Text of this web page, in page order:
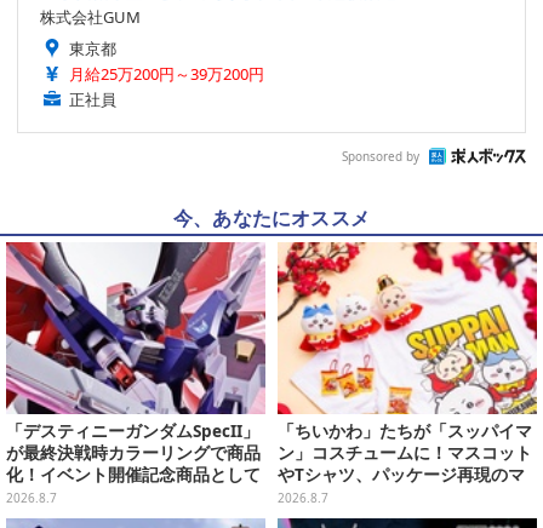
株式会社GUM
東京都
月給25万200円～39万200円
正社員
Sponsored by
今、あなたにオススメ
「デスティニーガンダムSpecII」
が最終決戦時カラーリングで商品
化！イベント開催記念商品として
METAL ROBOT魂に新登場
2026.8.7
「ちいかわ」たちが「スッパイマ
ン」コスチュームに！マスコット
やTシャツ、パッケージ再現のマ
グネットなど全5アイテム
2026.8.7